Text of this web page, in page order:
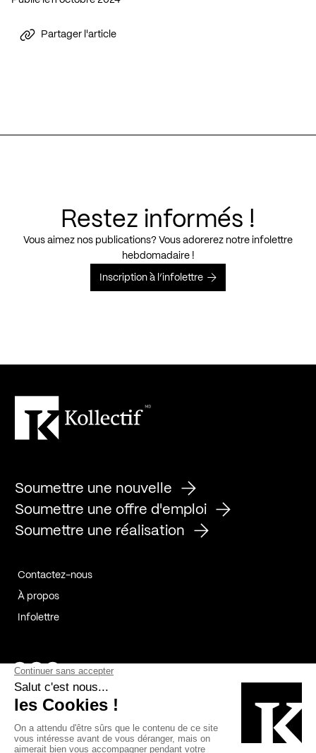
Partager l'article
Restez informés !
Vous aimez nos publications? Vous adorerez notre infolettre
hebdomadaire !
Inscription à l’infolettre
Soumettre une nouvelle
Soumettre une offre d'emploi
Soumettre une réalisation
Contactez-nous
À propos
Infolettre
Page Facebook de Kollectif
Page Instagram de Kollectif
Page Linkedin de Kollectif